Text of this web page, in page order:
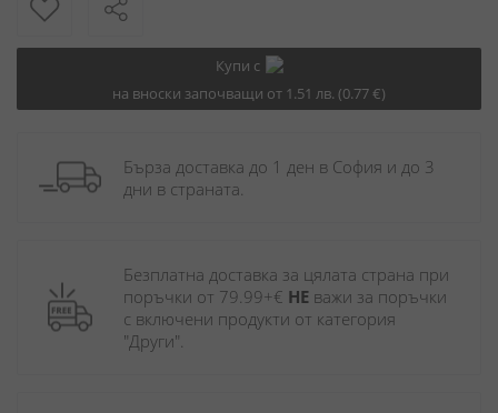
Купи с
на вноски започващи от 1.51 лв. (0.77 €)
Бърза доставка до 1 ден в София и до 3
дни в страната.
Безплатна доставка за цялата страна при
поръчки от 79.99+€ НЕ важи за поръчки
с включени продукти от категория
"Други".